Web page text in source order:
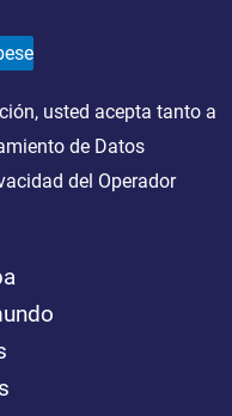
usted acepta tanto a
de Datos
del Operador